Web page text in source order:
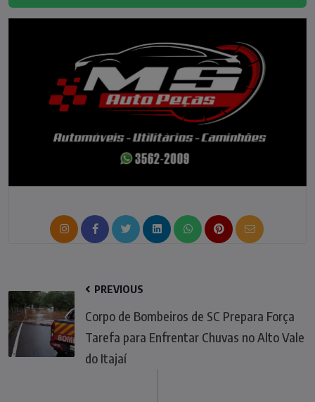
PREVIOUS
Corpo de Bombeiros de SC Prepara Força
Tarefa para Enfrentar Chuvas no Alto Vale
do Itajaí